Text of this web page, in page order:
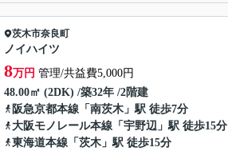
茨木市奈良町
ノイハイツ
8万円 管理/共益費5,000円
48.00㎡ (2DK) /築32年 /2階建
阪急京都本線 「 南茨木 」駅 徒歩7分
大阪モノレール本線 「 宇野辺 」駅 徒歩15分
東海道本線 「 茨木 」駅 徒歩15分